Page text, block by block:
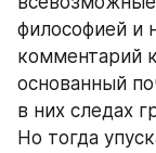
философией и
комментарий
основанный
в них следах
Но тогда